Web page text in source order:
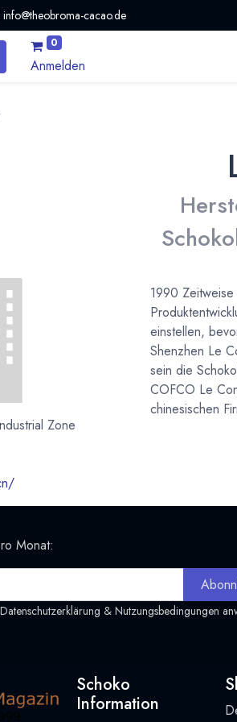
info@theobroma-cacao.de
0
Anmelden
Zone
1990
einstellen,
Shenzhen Le
sein die
COFCO Le
chinesischen
Monat:
Datenschutzerklärung & Nutzungsbedingungen
Schoko
Information